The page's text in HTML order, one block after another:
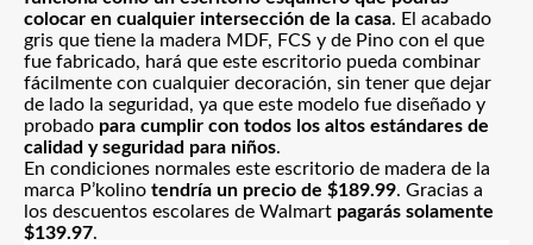
colocar en cualquier intersección de la casa. El acabado
gris que tiene la madera MDF, FCS y de Pino con el que
fue fabricado, hará que este escritorio pueda combinar
fácilmente con cualquier decoración, sin tener que dejar
de lado la seguridad, ya que este modelo fue diseñado y
probado para cumplir con todos los altos estándares de
calidad y seguridad para niños.
En condiciones normales este escritorio de madera de la
marca P’kolino tendría un precio de $189.99. Gracias a
los descuentos escolares de Walmart pagarás solamente
$139.97.